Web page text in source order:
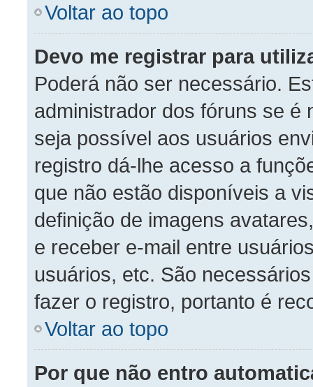
Voltar ao topo
Devo me registrar para
Poderá não ser necessário.
administrador dos fóruns se é
seja possível aos usuários
registro dá-lhe acesso a
que não estão disponíveis a
definição de imagens
e receber e-mail entre
usuários, etc. São
fazer o registro, portanto é
Voltar ao topo
Por que não entro